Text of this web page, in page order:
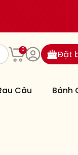
0
Đặt
Câu Bánh